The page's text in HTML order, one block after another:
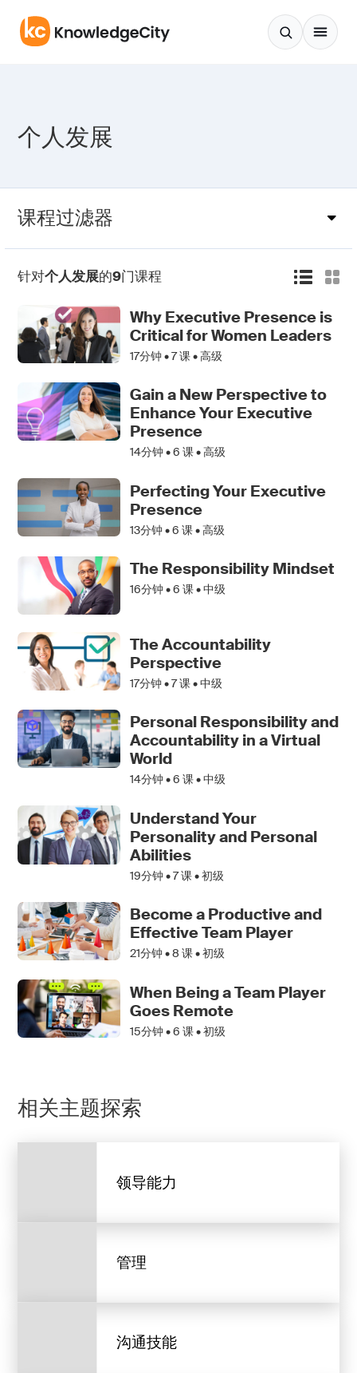
个人发展
课程过滤器
针对个人发展的9门课程
Why Executive Presence is
Critical for Women Leaders
17分钟 •7课 • 高级
Gain a New Perspective to
Enhance Your Executive
Presence
14分钟 •6 课 • 高级
Perfecting Your Executive
Presence
13分钟 •6 课 • 高级
The Responsibility Mindset
16分钟 •6 课 • 中级
The Accountability
Perspective
17分钟 •7课 • 中级
Personal Responsibility and
Accountability in a Virtual
World
14分钟 •6 课 • 中级
Understand Your
Personality and Personal
Abilities
19分钟 •7课 • 初级
Become a Productive and
Effective Team Player
21分钟 •8 课 • 初级
When Being a Team Player
Goes Remote
15分钟 •6 课 • 初级
相关主题探索
领导能力
管理
沟通技能